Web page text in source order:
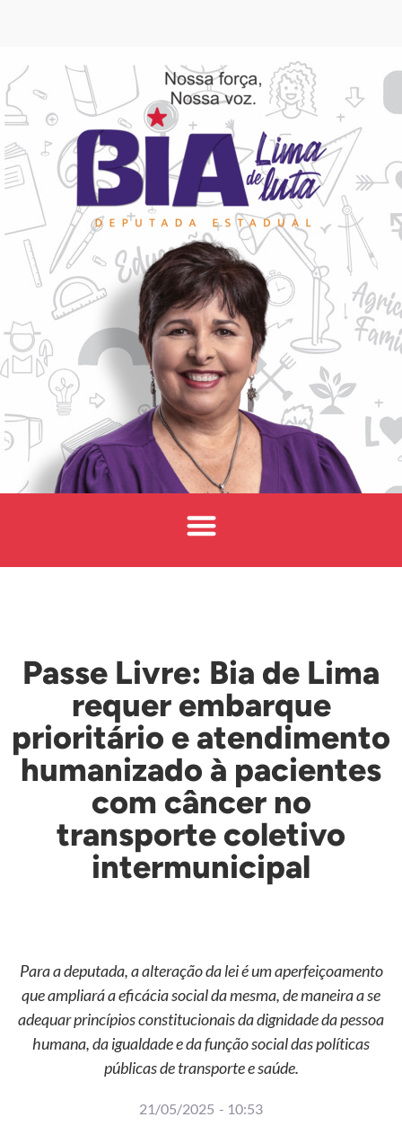
Passe Livre: Bia de Lima
requer embarque
prioritário e atendimento
humanizado à pacientes
com câncer no
transporte coletivo
intermunicipal
Para a deputada, a alteração da lei é um aperfeiçoamento
que ampliará a eficácia social da mesma, de maneira a se
adequar princípios constitucionais da dignidade da pessoa
humana, da igualdade e da função social das políticas
públicas de transporte e saúde.
21/05/2025 - 10:53